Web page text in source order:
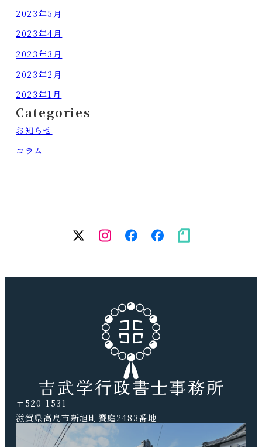
2023年5月
2023年4月
2023年3月
2023年2月
2023年1月
Categories
お知らせ
コラム
twitter
Instagram
facebook（個
人）
facebook（
務
note
〒520-1531
滋賀県高島市新旭町饗庭2483番地
TEL.0740-20-9041 FAX.0740-20-9042